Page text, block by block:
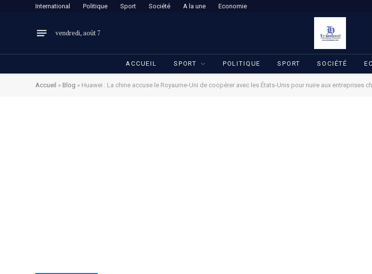
International Politique Sport Société A la une Economie
vendredi, août 7
ACCUEIL SPORT POLITIQUE SPORT SOCIÉTÉ
Accueil » Blog » Huawei : La chine accuse le Royaume-Uni de coopérer avec les États-Unis pour nuire aux entreprises